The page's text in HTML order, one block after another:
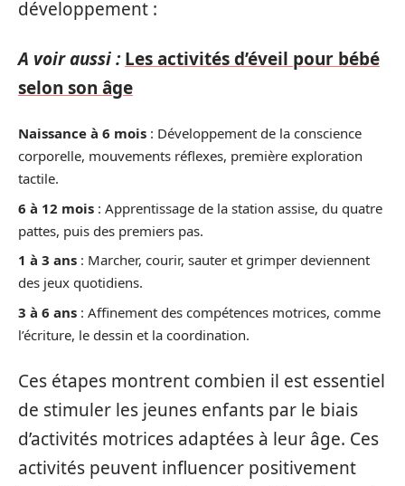
développement :
A voir aussi : Les activités d’éveil pour bébé
selon son âge
Naissance à 6 mois : Développement de la conscience
corporelle, mouvements réflexes, première exploration
tactile.
6 à 12 mois : Apprentissage de la station assise, du quatre
pattes, puis des premiers pas.
1 à 3 ans : Marcher, courir, sauter et grimper deviennent
des jeux quotidiens.
3 à 6 ans : Affinement des compétences motrices, comme
l’écriture, le dessin et la coordination.
Ces étapes montrent combien il est essentiel
de stimuler les jeunes enfants par le biais
d’activités motrices adaptées à leur âge. Ces
activités peuvent influencer positivement